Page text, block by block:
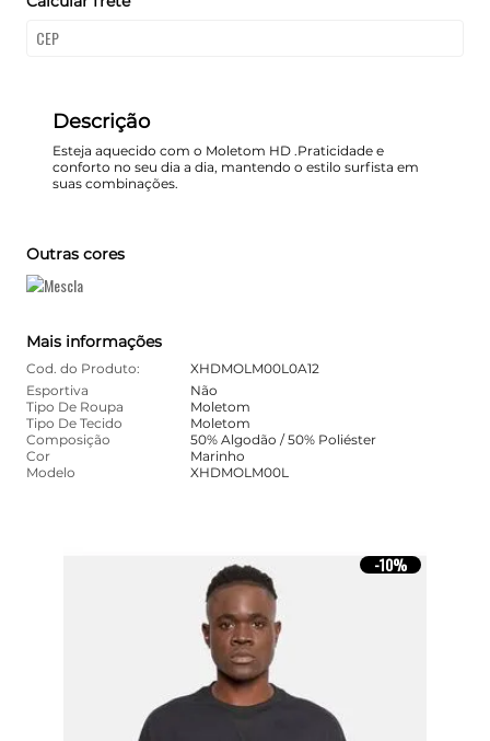
Descrição
Esteja aquecido com o Moletom HD .Praticidade e
conforto no seu dia a dia, mantendo o estilo surfista em
suas combinações.
Outras cores
Mais informações
Cod. do Produto:
XHDMOLM00L0A12
Esportiva
Não
Tipo De Roupa
Moletom
Tipo De Tecido
Moletom
Composição
50% Algodão / 50% Poliéster
Cor
Marinho
Modelo
XHDMOLM00L
-10%